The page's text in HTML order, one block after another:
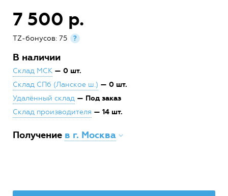
7 500 р.
TZ-бонусов: 75 ?
В наличии
Склад МСК — 0 шт.
Склад СПб (Ланское ш.) — 0 шт.
Удалённый склад — Под заказ
Склад производителя — 14 шт.
Получение в г. Москва